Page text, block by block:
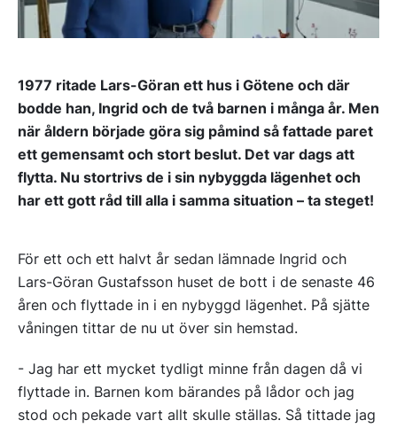
1977 ritade Lars-Göran ett hus i Götene och där
bodde han, Ingrid och de två barnen i många år. Men
när åldern började göra sig påmind så fattade paret
ett gemensamt och stort beslut. Det var dags att
flytta. Nu stortrivs de i sin nybyggda lägenhet och
har ett gott råd till alla i samma situation – ta steget!
För ett och ett halvt år sedan lämnade Ingrid och
Lars-Göran Gustafsson huset de bott i de senaste 46
åren och flyttade in i en nybyggd lägenhet. På sjätte
våningen tittar de nu ut över sin hemstad.
- Jag har ett mycket tydligt minne från dagen då vi
flyttade in. Barnen kom bärandes på lådor och jag
stod och pekade vart allt skulle ställas. Så tittade jag